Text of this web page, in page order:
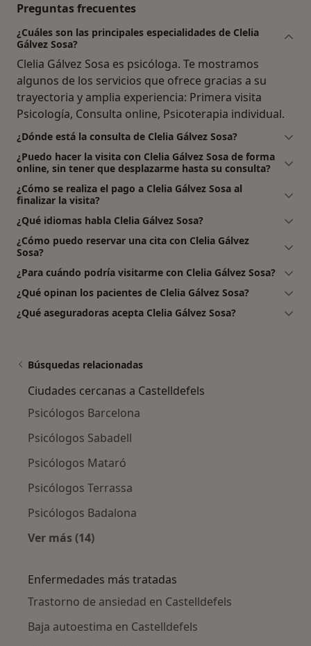
Preguntas frecuentes
¿Cuáles son las principales especialidades de Clelia
Gálvez Sosa?
Clelia Gálvez Sosa es psicóloga. Te mostramos
algunos de los servicios que ofrece gracias a su
trayectoria y amplia experiencia: Primera visita
Psicología, Consulta online, Psicoterapia individual.
¿Dónde está la consulta de Clelia Gálvez Sosa?
¿Puedo hacer la visita con Clelia Gálvez Sosa de forma
online, sin tener que desplazarme hasta su consulta?
¿Cómo se realiza el pago a Clelia Gálvez Sosa al
finalizar la visita?
¿Qué idiomas habla Clelia Gálvez Sosa?
¿Cómo puedo reservar una cita con Clelia Gálvez
Sosa?
¿Para cuándo podría visitarme con Clelia Gálvez Sosa?
¿Qué opinan los pacientes de Clelia Gálvez Sosa?
¿Qué aseguradoras acepta Clelia Gálvez Sosa?
Búsquedas relacionadas
Ciudades cercanas a Castelldefels
Psicólogos Barcelona
Psicólogos Sabadell
Psicólogos Mataró
Psicólogos Terrassa
Psicólogos Badalona
Ver más (14)
Enfermedades más tratadas
Trastorno de ansiedad en Castelldefels
Baja autoestima en Castelldefels